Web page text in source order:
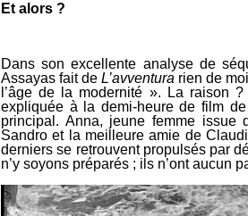
Et alors ?
Dans son excellente analyse de
Assayas fait de L’avventura rien de
l’âge de la modernité ». La raison ?
expliquée à la demi-heure de film
principal. Anna, jeune femme issue
Sandro et la meilleure amie de
derniers se retrouvent propulsés par
n’y soyons préparés ; ils n’ont aucun